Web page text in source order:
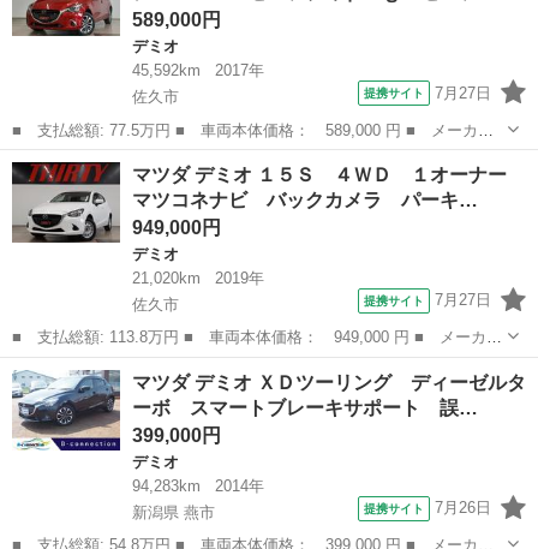
589,000円
デミオ
45,592km
2017年
佐久市
提携サイト 7月27日
■ 支払総額: 77.5万円 ■ 車両本体価格： 589,000 円 ■ メーカー
名： マツダ ■ 車種名： デミオ ■ グレード名： ＸＤツーリン
グ Ｌパッケージ ４ＷＤ セーフティｐｋｇ セーフティクルーズ
ｐｋｇ 社外...
長野 佐久市 デミオ
マツダ デミオ １５Ｓ ４ＷＤ １オーナー
マツコネナビ バックカメラ パーキ…
949,000円
デミオ
21,020km
2019年
佐久市
提携サイト 7月27日
■ 支払総額: 113.8万円 ■ 車両本体価格： 949,000 円 ■ メーカー
名： マツダ ■ 車種名： デミオ ■ グレード名： １５Ｓ ４Ｗ
Ｄ １オーナー マツコネナビ バックカメラ パーキングセンサ
ー 衝突被害...
長野 佐久市 デミオ
マツダ デミオ ＸＤツーリング ディーゼルタ
ーボ スマートブレーキサポート 誤…
399,000円
デミオ
94,283km
2014年
新潟県 燕市
提携サイト 7月26日
■ 支払総額: 54.8万円 ■ 車両本体価格： 399,000 円 ■ メーカー